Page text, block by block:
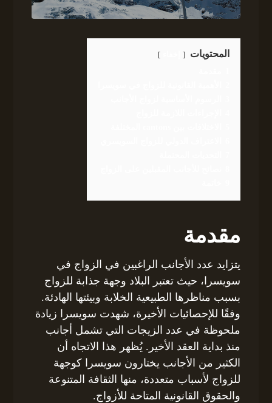
المحتويات
مقدمة
يتزايد عدد الأجانب الراغبين في الزواج في
سويسرا، حيث تعتبر البلاد وجهة جذابة للزواج
بسبب مناظرها الطبيعية الخلابة وبيئتها الهادئة.
وفقًا للإحصائيات الأخيرة، شهدت سويسرا زيادة
ملحوظة في عدد الزيجات التي تشمل أجانب
منذ بداية العقد الأخير. يُظهر هذا الاتجاه أن
الكثير من الأجانب يختارون سويسرا كوجهة
للزواج لأسباب متعددة، منها الثقافة المتنوعة
والحقوق القانونية المتاحة للأزواج.